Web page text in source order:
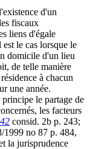
d'un
fiscaux
liens d'égale
le cas lorsque le
domicile d'un lieu
de telle manière
à chacun
une année.
le partage de
les facteurs
consid. 2b p. 243;
1999 no 87 p. 484,
la jurisprudence